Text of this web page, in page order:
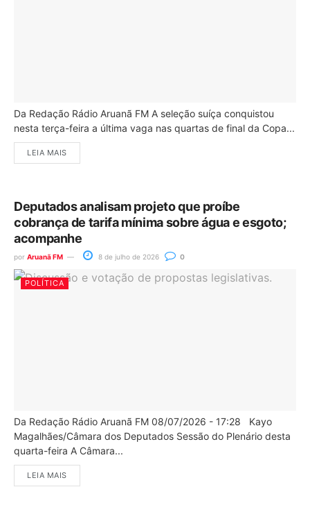
Da Redação Rádio Aruanã FM A seleção suíça conquistou
nesta terça-feira a última vaga nas quartas de final da Copa...
LEIA MAIS
Deputados analisam projeto que proíbe
cobrança de tarifa mínima sobre água e esgoto;
acompanhe
por Aruanã FM 8 de julho de 2026 0
POLÍTICA
Da Redação Rádio Aruanã FM 08/07/2026 - 17:28 Kayo
Magalhães/Câmara dos Deputados Sessão do Plenário desta
quarta-feira A Câmara...
LEIA MAIS